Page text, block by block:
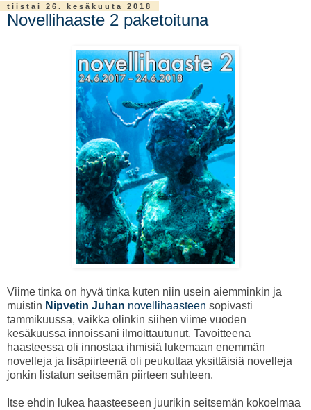
tiistai 26. kesäkuuta 2018
Novellihaaste 2 paketoituna
Viime tinka on hyvä tinka kuten niin usein aiemminkin ja
muistin Nipvetin Juhan novellihaasteen sopivasti
tammikuussa, vaikka olinkin siihen viime vuoden
kesäkuussa innoissani ilmoittautunut. Tavoitteena
haasteessa oli innostaa ihmisiä lukemaan enemmän
novelleja ja lisäpiirteenä oli peukuttaa yksittäisiä novelleja
jonkin listatun seitsemän piirteen suhteen.
Itse ehdin lukea haasteeseen juurikin seitsemän kokoelmaa